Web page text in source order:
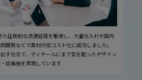
圧倒的な流通経路を駆使し、大量仕入れや国内
開発などで素材の低コスト化に成功しました。
す仕立て、ディテールにまで気を配ったデザイン
低価格を実現しています